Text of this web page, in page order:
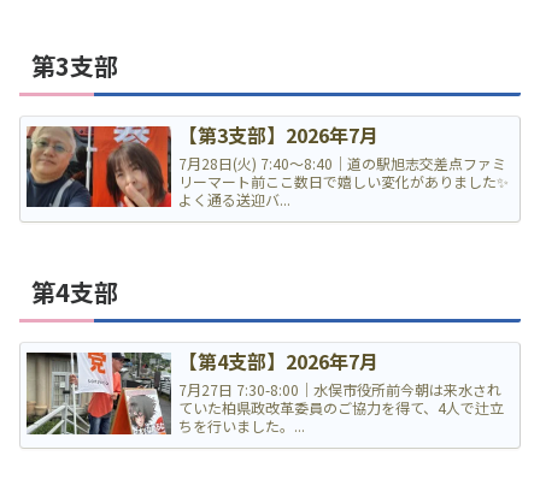
第3支部
【第3支部】2026年7月
7月28日(火) 7:40〜8:40｜道の駅旭志交差点ファミ
リーマート前ここ数日で嬉しい変化がありました✨
よく通る送迎バ...
第4支部
【第4支部】2026年7月
7月27日 7:30-8:00｜水俣市役所前今朝は来水され
ていた柏県政改革委員のご協力を得て、4人で辻立
ちを行いました。...